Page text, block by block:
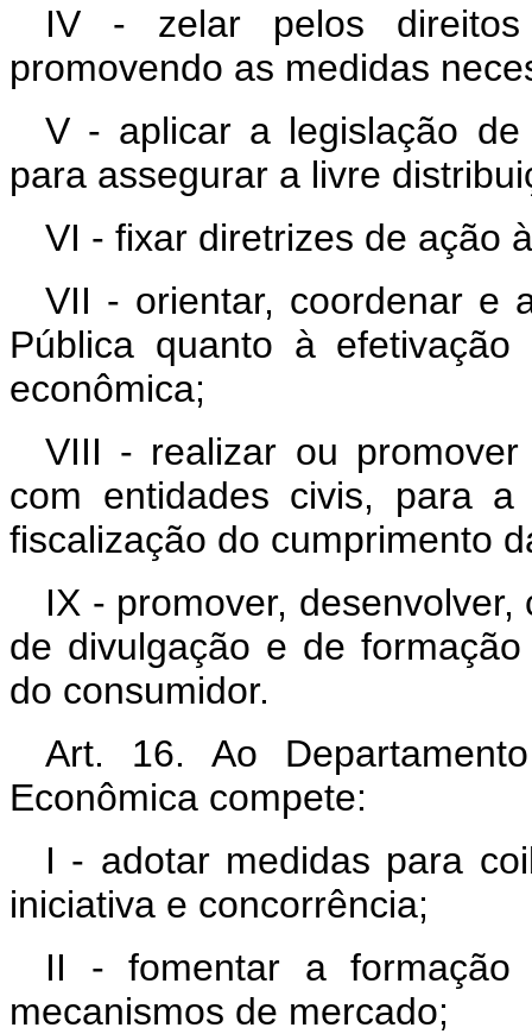
IV - zelar pelos direitos
promovendo as medidas
V - aplicar a legislação de
para assegurar a livre
VI - fixar diretrizes de ação
VII - orientar, coordenar e
Pública quanto à
econômica;
VIII - realizar ou
com entidades civis, para
fiscalização do cumprimento
IX - promover,
de divulgação e de
do consumidor.
Art. 16. Ao
Econômica compete:
I - adotar medidas para
iniciativa e concorrência;
II - fomentar a formação
mecanismos de mercado;